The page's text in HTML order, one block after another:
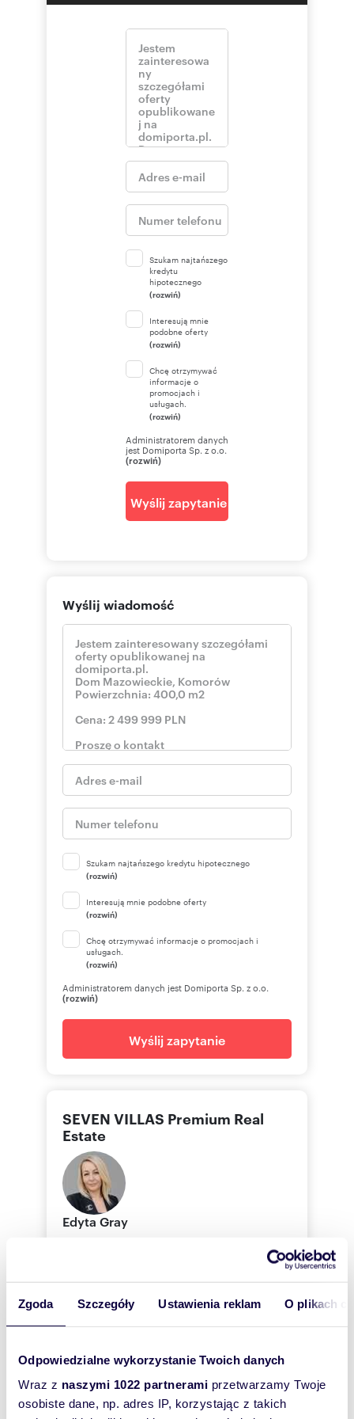
Zgoda Szczegóły Ustawienia reklam O plikach
Odpowiedzialne wykorzystanie Twoich danych
Wraz z naszymi 1022 partnerami przetwarzamy Twoje
osobiste dane, np. adres IP, korzystając z takich
serve as a library or relaxation area.
basement exceeding 100 m², a garage, a
carport, and a terrace opening onto a carefully
landscaped plot of over 1,600 m². The garden
provides privacy, peace, and the perfect setting
This is a property for demanding buyers who
think long-term and appreciate real value.
We invite you to the presentation!
Oferta wysłana z programu dla biur
Numer oferty: 28/16481/ODS
Szukam najtańszego
kredytu
hipotecznego
(rozwiń)
Interesują mnie
podobne oferty
(rozwiń)
Chcę otrzymywać
informacje o
promocjach i
usługach.
(rozwiń)
Administratorem danych
jest Domiporta Sp. z o.o.
(rozwiń)
Wyślij zapytanie
Wyślij wiadomość
Szukam najtańszego kredytu hipotecznego
(rozwiń)
Interesują mnie podobne oferty
(rozwiń)
Chcę otrzymywać informacje o promocjach i
usługach.
(rozwiń)
Administratorem danych jest Domiporta Sp. z o.o.
(rozwiń)
Wyślij zapytanie
SEVEN VILLAS Premium Real
Estate
Edyta Gray
+48 50 Pokaż telefon
Zostaw telefon, oddzwonimy